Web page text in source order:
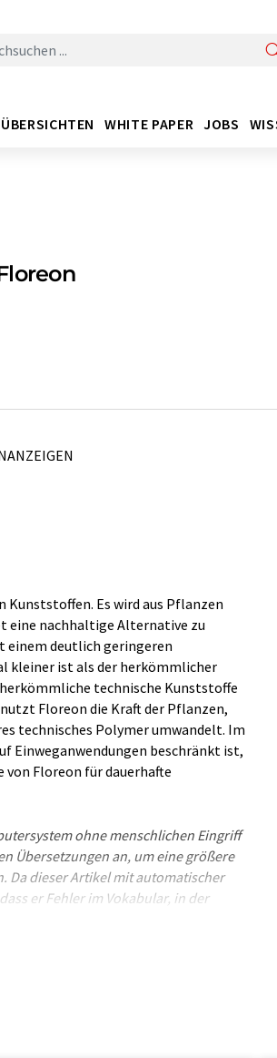
WHITE PAPER JOBS
Es wird aus Pflanzen
eine nachhaltige Alternative zu
einem deutlich geringeren
kleiner ist als der herkömmlicher
herkömmliche technische Kunststoffe
Floreon die Kraft der Pflanzen,
technisches Polymer umwandelt. Im
Einweganwendungen beschränkt ist,
von Floreon für dauerhafte
ohne menschlichen Eingriff
Übersetzungen an, um eine größere
Da dieser Artikel mit automatischer
er Fehler im Vokabular, in der